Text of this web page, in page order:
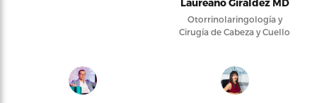
Laureano Giraldez MD
Otorrinolaringología y
Cirugía de Cabeza y Cuello